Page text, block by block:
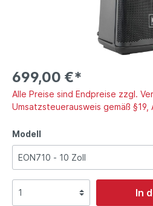
699,00 €*
Alle Preise sind Endpreise zzgl.
Umsatzsteuerausweis gemäß §19,
Modell
In